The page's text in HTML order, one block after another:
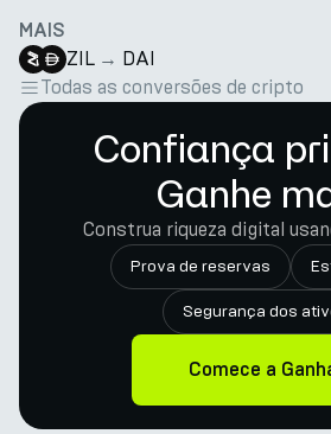
MAIS
ZIL → DAI
Todas as conversões de cripto
Confiança
Ganhe
Construa riqueza digital
Prova de reservas
Segurança dos
Comece a